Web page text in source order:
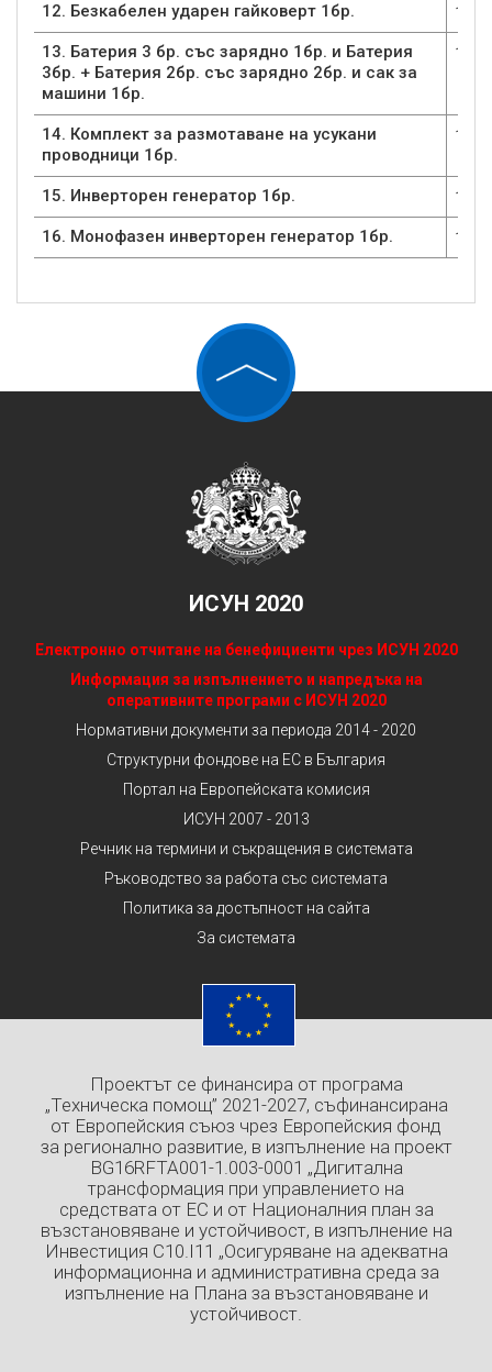
12. Безкабелен ударен гайковерт 1бр. 1
13. Батерия 3 бр. със зарядно 1бр. и Батерия
3бр. + Батерия 2бр. със зарядно 2бр. и сак за
машини 1бр.
1
14. Комплект за размотаване на усукани
проводници 1бр.
1
15. Инверторен генератор 1бр. 1
16. Монофазен инверторен генератор 1бр. 1
ИСУН 2020
Електронно отчитане на бенефициенти чрез ИСУН 2020
Информация за изпълнението и напредъка на
оперативните програми с ИСУН 2020
Нормативни документи за периода 2014 - 2020
Структурни фондове на ЕС в България
Портал на Европейската комисия
ИСУН 2007 - 2013
Речник на термини и съкращения в системата
Ръководство за работа със системата
Политика за достъпност на сайта
За системата
Проектът се финансира от програма
„Техническа помощ” 2021-2027, съфинансирана
от Европейския съюз чрез Европейския фонд
за регионално развитие, в изпълнение на проект
BG16RFTA001-1.003-0001 „Дигитална
трансформация при управлението на
средствата от ЕС и от Националния план за
възстановяване и устойчивост, в изпълнение на
Инвестиция C10.I11 „Осигуряване на адекватна
информационна и административна среда за
изпълнение на Плана за възстановяване и
устойчивост.